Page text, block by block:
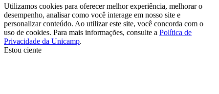
Utilizamos cookies para oferecer melhor experiência, melhorar o
desempenho, analisar como você interage em nosso site e
personalizar conteúdo. Ao utilizar este site, você concorda com o
uso de cookies. Para mais informações, consulte a Política de
Privacidade da Unicamp.
Estou ciente